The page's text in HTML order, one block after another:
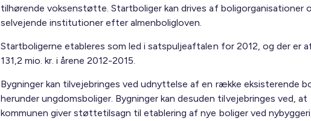
tilhørende voksenstøtte. Startboliger kan drives af boligorganisationer
selvejende institutioner efter almenboligloven.
Startboligerne etableres som led i satspuljeaftalen for 2012, og der er
131,2 mio. kr. i årene 2012-2015.
Bygninger kan tilvejebringes ved udnyttelse af en række eksisterende
herunder ungdomsboliger. Bygninger kan desuden tilvejebringes ved, at
kommunen giver støttetilsagn til etablering af nye boliger ved